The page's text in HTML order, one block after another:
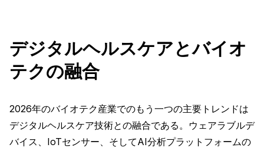
デジタルヘルスケアとバイオ
テクの融合
2026年のバイオテク産業でのもう一つの主要トレンドは
デジタルヘルスケア技術との融合である。ウェアラブルデ
バイス、IoTセンサー、そしてAI分析プラットフォームの